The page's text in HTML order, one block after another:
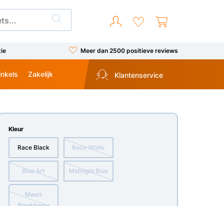
Meer dan 2500 positieve reviews
Zakelijk Klantenservice
Kleur
Race Black Race White
Blue Art Midnight Blue
Maori